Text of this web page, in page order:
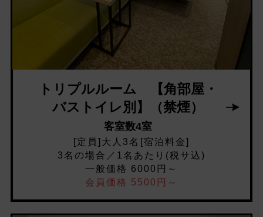
トリプルルーム 【角部屋・
バストイレ別】（禁煙）
客室数4室
[定員]大人3名[宿泊料金]
3名の場合／1名あたり(税サ込)
一般価格 6000円～
会員価格 5500円～